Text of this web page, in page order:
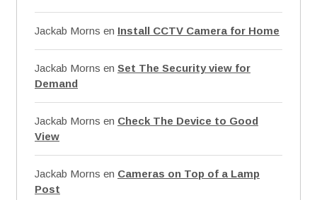
Jackab Morns en Install CCTV Camera for Home
Jackab Morns en Set The Security view for
Demand
Jackab Morns en Check The Device to Good
View
Jackab Morns en Cameras on Top of a Lamp
Post